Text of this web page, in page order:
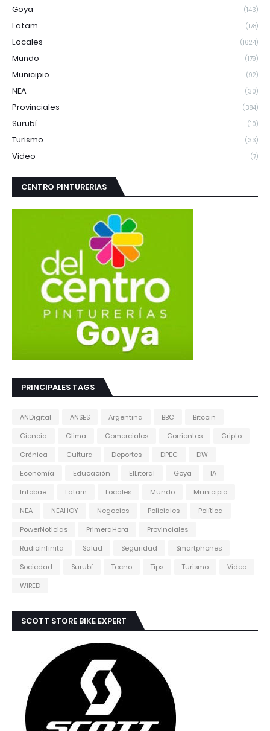
Goya (143)
Latam (178)
Locales (1624)
Mundo (179)
Municipio (92)
NEA (30)
Provinciales (384)
Surubí (10)
Turismo (33)
Video (7)
CENTRO PINTURERIAS
PRINCIPALES TAGS
ANDigital ANSES Argentina BBC
Bitcoin
Ciencia
Clima Comerciales Corrientes
Cripto
Crónica
Cultura Deportes DPEC
DW
Economía
Educación ElLitoral Goya
IA
Infobae
Latam Locales Mundo
Municipio
NEA
NEAHOY Negocios Policiales
Política
PowerNoticias
PrimeraHora
Provinciales
RadioInfinita
Salud Seguridad
Smartphones
Sociedad
Surubí Tecno Tips Turismo
Video
WIRED
SCOTT STORE BIKE EXPERT